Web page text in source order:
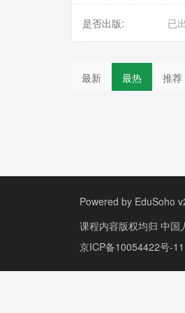
是否出版: 已
最新 最热 推荐
Powered by EduSoho
课程内容版权均归 中国
京ICP备10054422号-11